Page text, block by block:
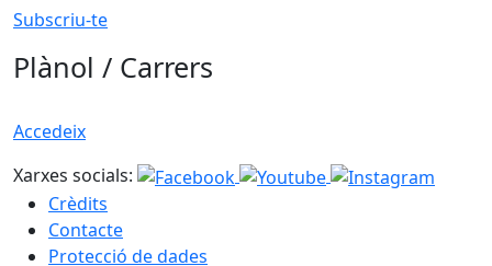
Subscriu-te
Plànol / Carrers
Accedeix
Xarxes socials:
Crèdits
Contacte
Protecció de dades